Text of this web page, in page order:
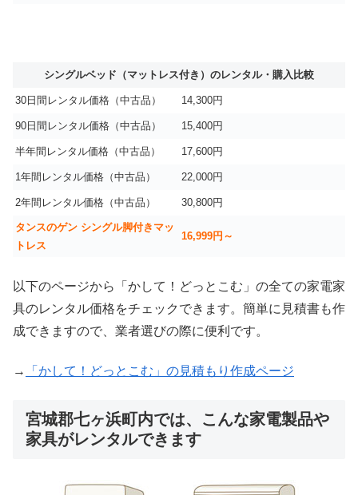
シングルベッド（マットレス付き）のレンタル・購入比較
30日間レンタル価格（中古品） 14,300円
90日間レンタル価格（中古品） 15,400円
半年間レンタル価格（中古品） 17,600円
1年間レンタル価格（中古品） 22,000円
2年間レンタル価格（中古品） 30,800円
タンスのゲン シングル脚付きマッ
トレス
16,999円～
以下のページから「かして！どっとこむ」の全ての家電家
具のレンタル価格をチェックできます。簡単に見積書も作
成できますので、業者選びの際に便利です。
→ 「かして！どっとこむ」の見積もり作成ページ
宮城郡七ヶ浜町内では、こんな家電製品や
家具がレンタルできます